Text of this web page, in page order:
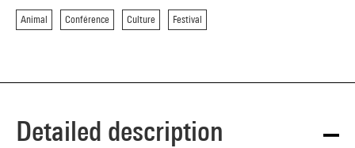
Animal Conférence Culture Festival
Detailed description